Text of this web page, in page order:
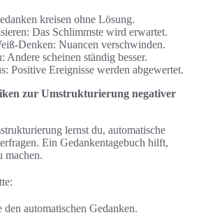
kreisen ohne Lösung.
Das Schlimmste wird erwartet.
Denken: Nuancen verschwinden.
Andere scheinen ständig besser.
Positive Ereignisse werden abgewertet.
zur Umstrukturierung negativer
lernst du, automatische
Ein Gedankentagebuch hilft,
machen.
automatischen Gedanken.